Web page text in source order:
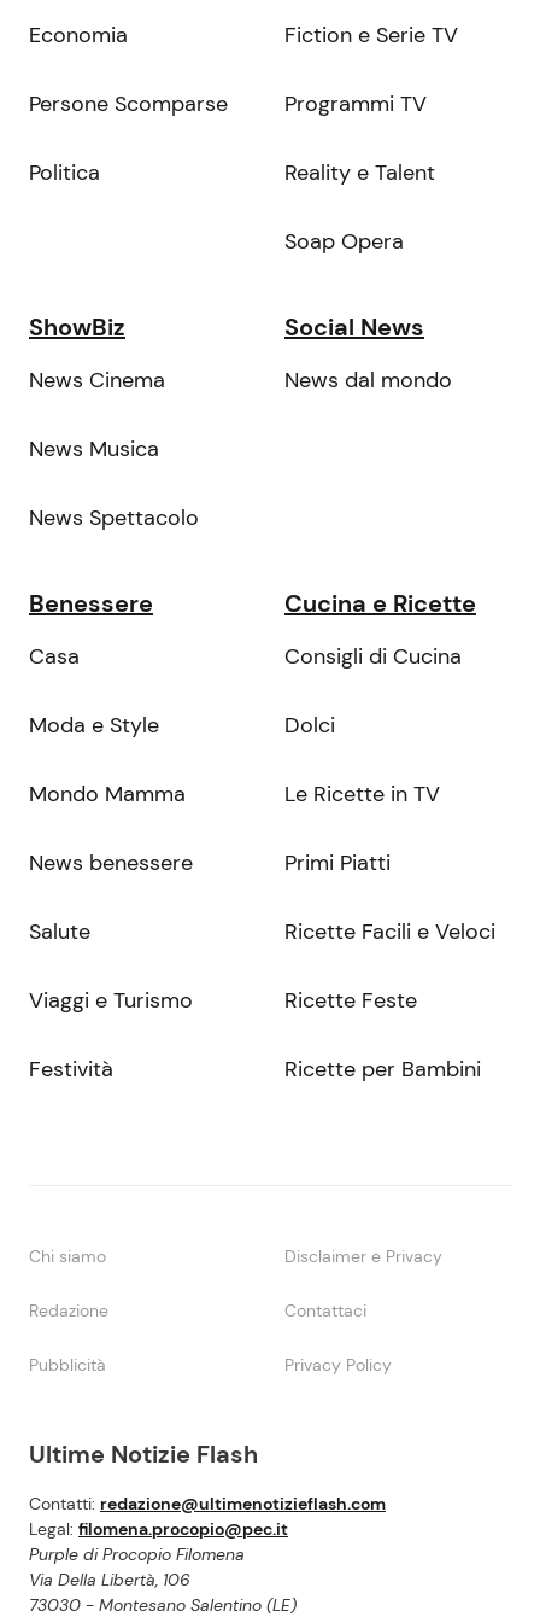
Ultime Notizie Flash
Contatti: redazione@ultimenotizieflash.com
Legal: filomena.procopio@pec.it
Purple di Procopio Filomena
Via Della Libertà, 106
73030 - Montesano Salentino (LE)
Economia
Persone Scomparse
Politica
Fiction e Serie TV
Programmi TV
Reality e Talent
Soap Opera
ShowBiz
News Cinema
News Musica
News Spettacolo
Social News
News dal mondo
Benessere
Casa
Moda e Style
Mondo Mamma
News benessere
Salute
Viaggi e Turismo
Festività
Cucina e Ricette
Consigli di Cucina
Dolci
Le Ricette in TV
Primi Piatti
Ricette Facili e Veloci
Ricette Feste
Ricette per Bambini
Chi siamo Disclaimer e Privacy
Redazione Contattaci
Pubblicità Privacy Policy